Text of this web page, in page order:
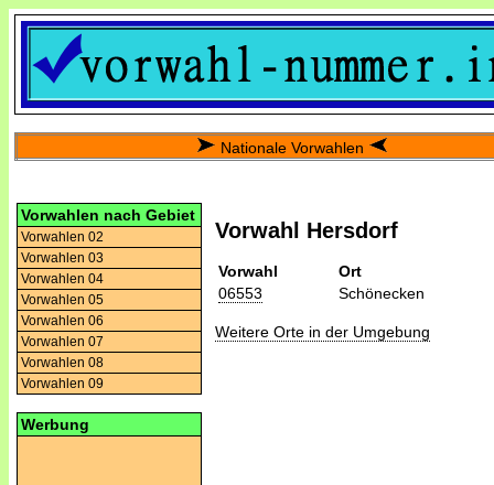
Nationale Vorwahlen
Vorwahlen nach Gebiet
Vorwahlen 02
Vorwahlen 03
Vorwahlen 04
Vorwahlen 05
Vorwahlen 06
Vorwahlen 07
Vorwahlen 08
Vorwahlen 09
Werbung
Vorwahl Hersdorf
Vorwahl
Ort
06553
Schönecken
Weitere Orte in der Umgebung